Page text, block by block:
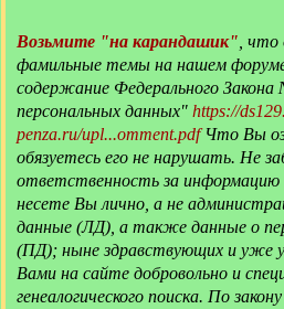
Возьмите "на карандашик" ,
фамильные темы на нашем
содержание Федерального
персональных данных" https://
penza.ru/upl...omment.pdfЧто Вы
обязуетесь его не нарушать. Не
ответственность за информацию
несете Вы лично, а не
данные (ЛД), а также данные о
(ПД); ныне здравствующих и уже
Вами на сайте добровольно и
генеалогического поиска. По